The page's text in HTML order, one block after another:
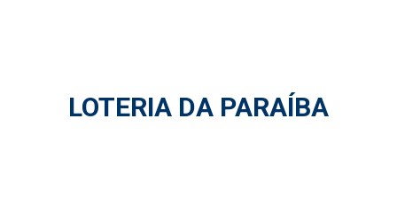
LOTERIA DA PARAÍBA